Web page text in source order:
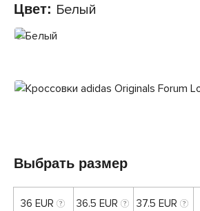
Цвет: Белый
Выбрать размер
36 EUR 36.5 EUR 37.5 EUR